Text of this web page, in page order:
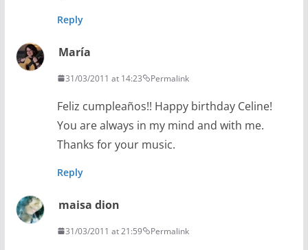
Reply
María
31/03/2011 at 14:23 Permalink
Feliz cumpleaños!! Happy birthday Celine!
You are always in my mind and with me.
Thanks for your music.
Reply
maisa dion
31/03/2011 at 21:59 Permalink